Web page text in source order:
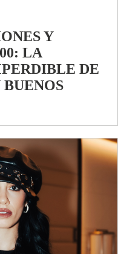
Y
LA
DE